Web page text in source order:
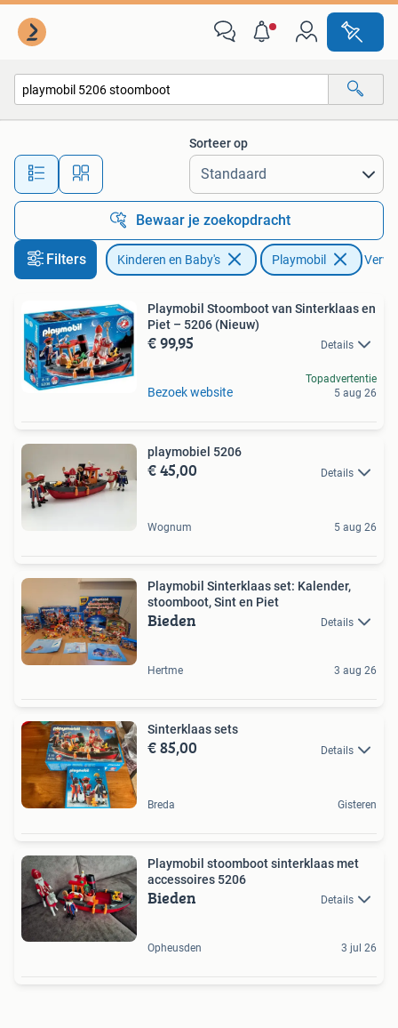
Alle afstanden…
Sorteer op
Bewaar je zoekopdracht
Filters Kinderen en Baby's Playmobil
Playmobil Stoomboot van Sinterklaas en
Piet – 5206 (Nieuw)
€ 99,95 Details
Bezoek website
Topadvertentie
5 aug 26
playmobiel 5206
€ 45,00 Details
Wognum 5 aug 26
Playmobil Sinterklaas set: Kalender,
stoomboot, Sint en Piet
Bieden Details
Hertme 3 aug 26
Sinterklaas sets
€ 85,00 Details
Breda Gisteren
Playmobil stoomboot sinterklaas met
accessoires 5206
Bieden Details
Opheusden 3 jul 26